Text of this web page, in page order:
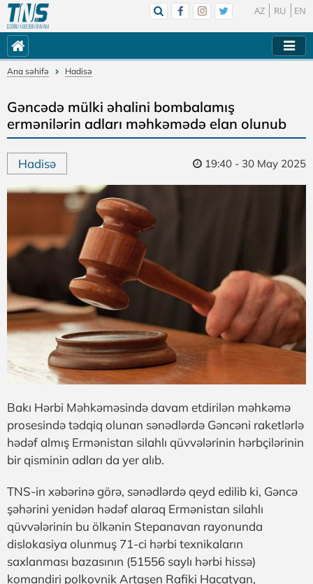
AZ RU EN
Ana səhifə Hadisə
Gəncədə mülki əhalini bombalamış
ermənilərin adları məhkəmədə elan olunub
Hadisə 19:40 - 30 May 2025
Bakı Hərbi Məhkəməsində davam etdirilən məhkəmə
prosesində tədqiq olunan sənədlərdə Gəncəni raketlərlə
hədəf almış Ermənistan silahlı qüvvələrinin hərbçilərinin
bir qisminin adları da yer alıb.
TNS-in xəbərinə görə, sənədlərdə qeyd edilib ki, Gəncə
şəhərini yenidən hədəf alaraq Ermənistan silahlı
qüvvələrinin bu ölkənin Stepanavan rayonunda
dislokasiya olunmuş 71-ci hərbi texnikaların
saxlanması bazasının (51556 saylı hərbi hissə)
komandiri polkovnik Artaşen Rafiki Hacatyan,